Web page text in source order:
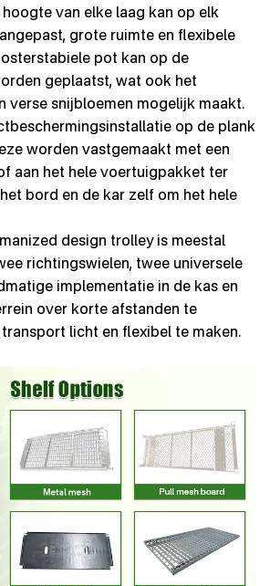
van elke laag kan op elk
grote ruimte en flexibele
pot kan op de
geplaatst, wat ook het
verse snijbloemen mogelijk maakt.
op de plank
worden vastgemaakt met een
aan het hele voertuigpakket ter
bord en de kar zelf om het hele
design trolley is meestal
richtingswielen, twee universele
implementatie in de kas en
over korte afstanden te
licht en flexibel te maken.